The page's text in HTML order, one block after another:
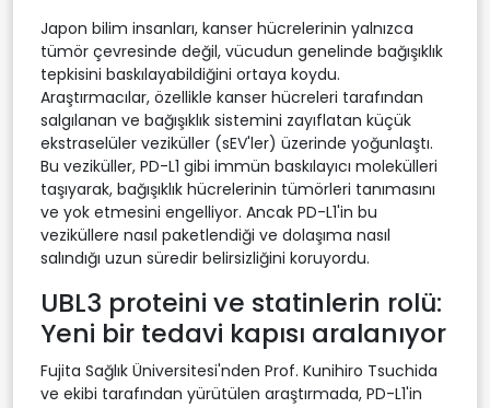
Japon bilim insanları, kanser hücrelerinin yalnızca
tümör çevresinde değil, vücudun genelinde bağışıklık
tepkisini baskılayabildiğini ortaya koydu.
Araştırmacılar, özellikle kanser hücreleri tarafından
salgılanan ve bağışıklık sistemini zayıflatan küçük
ekstraselüler veziküller (sEV'ler) üzerinde yoğunlaştı.
Bu veziküller, PD-L1 gibi immün baskılayıcı molekülleri
taşıyarak, bağışıklık hücrelerinin tümörleri tanımasını
ve yok etmesini engelliyor. Ancak PD-L1'in bu
veziküllere nasıl paketlendiği ve dolaşıma nasıl
salındığı uzun süredir belirsizliğini koruyordu.
UBL3 proteini ve statinlerin rolü:
Yeni bir tedavi kapısı aralanıyor
Fujita Sağlık Üniversitesi'nden Prof. Kunihiro Tsuchida
ve ekibi tarafından yürütülen araştırmada, PD-L1'in